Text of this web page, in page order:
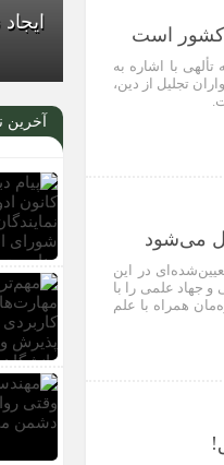
کشور است
با اشاره به
تجلیل از دین،
می‌شود
در این
جهاد علمی را‌‌‌‌‌‌‌‌‌‌‌‌‌‌‌‌‌‌‌‌‌‌‌‌‌‌‌‌‌‌ با
همراه با علم
آخرین